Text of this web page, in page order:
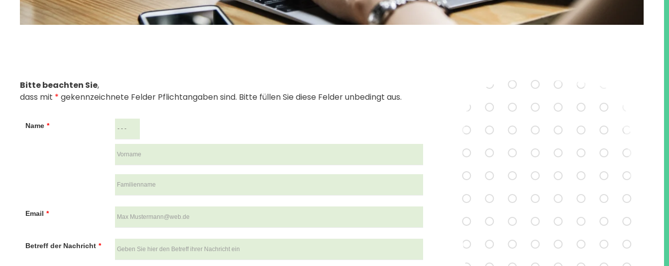
Bitte beachten Sie,
dass mit * gekennzeichnete Felder Pflichtangaben sind. Bitte füllen Sie diese Felder unbedingt aus.
Name *
Email *
Betreff der Nachricht *